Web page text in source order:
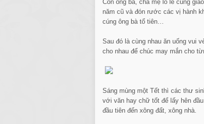
Còn ông bà, cha mẹ lo lễ cúng
năm cũ và đón rước các vị hành
cúng ông bà tổ tiên…
Sau đó là cùng nhau ăn uống vui
cho nhau để chúc may mắn cho
Sáng mùng một Tết thì các thư
với văn hay chữ tốt để lấy hên
đầu tiên đến xông đất, xông nhà.